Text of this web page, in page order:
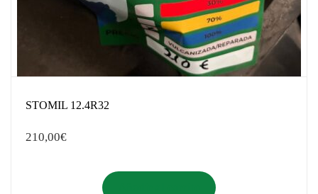
STOMIL 12.4R32
210,00€